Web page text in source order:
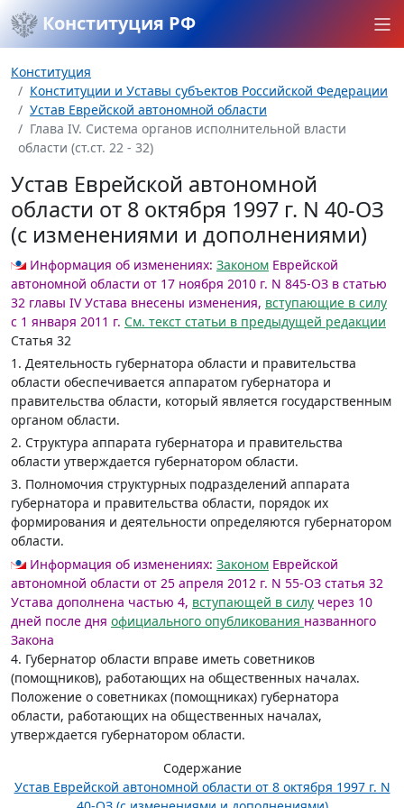
Конституция РФ
Конституция
Конституции и Уставы субъектов Российской Федерации
Устав Еврейской автономной области
Глава IV. Система органов исполнительной власти
области (ст.ст. 22 - 32)
Устав Еврейской автономной
области от 8 октября 1997 г. N 40-ОЗ
(с изменениями и дополнениями)
Информация об изменениях: Законом Еврейской
автономной области от 17 ноября 2010 г. N 845-ОЗ в статью
32 главы IV Устава внесены изменения, вступающие в силу
с 1 января 2011 г. См. текст статьи в предыдущей редакции
Статья 32
1. Деятельность губернатора области и правительства
области обеспечивается аппаратом губернатора и
правительства области, который является государственным
органом области.
2. Структура аппарата губернатора и правительства
области утверждается губернатором области.
3. Полномочия структурных подразделений аппарата
губернатора и правительства области, порядок их
формирования и деятельности определяются губернатором
области.
Информация об изменениях: Законом Еврейской
автономной области от 25 апреля 2012 г. N 55-ОЗ статья 32
Устава дополнена частью 4, вступающей в силу через 10
дней после дня официального опубликования названного
Закона
4. Губернатор области вправе иметь советников
(помощников), работающих на общественных началах.
Положение о советниках (помощниках) губернатора
области, работающих на общественных началах,
утверждается губернатором области.
Содержание
Устав Еврейской автономной области от 8 октября 1997 г. N